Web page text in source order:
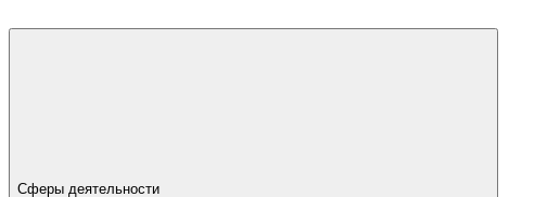
Сферы деятельности